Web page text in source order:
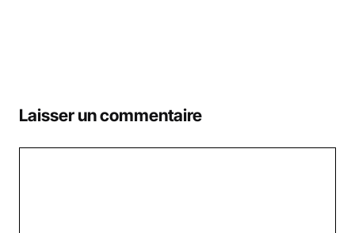
Laisser un commentaire